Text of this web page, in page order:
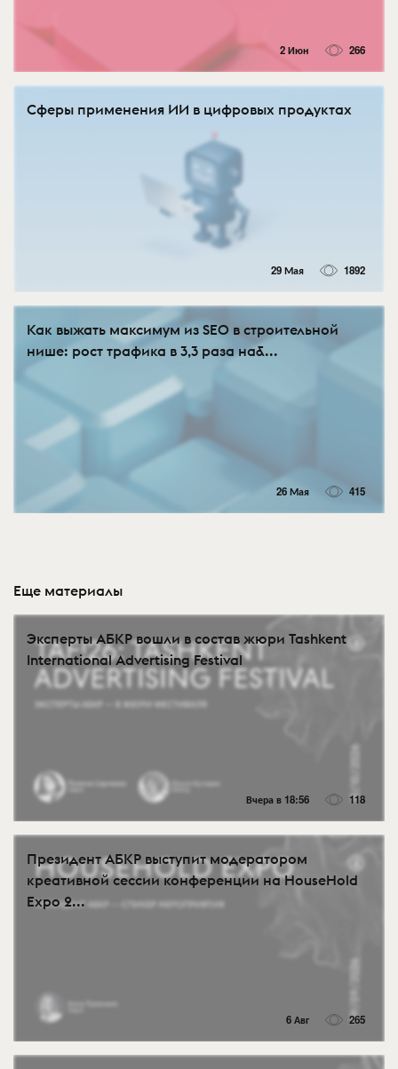
2 Июн 266
Сферы применения ИИ в цифровых продуктах
29 Мая 1892
Как выжать максимум из SEO в строительной
нише: рост трафика в 3,3 раза на&...
26 Мая 415
Еще материалы
Эксперты АБКР вошли в состав жюри Tashkent
International Advertising Festival
Вчера в 18:56 118
Президент АБКР выступит модератором
креативной сессии конференции на HouseHold
Expo 2...
6 Авг 265